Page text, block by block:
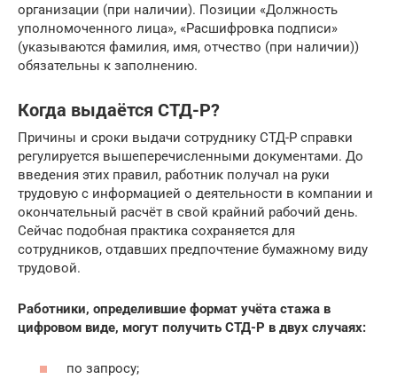
организации (при наличии). Позиции «Должность
уполномоченного лица», «Расшифровка подписи»
(указываются фамилия, имя, отчество (при наличии))
обязательны к заполнению.
Когда выдаётся СТД-Р?
Причины и сроки выдачи сотруднику СТД-Р справки
регулируется вышеперечисленными документами. До
введения этих правил, работник получал на руки
трудовую с информацией о деятельности в компании и
окончательный расчёт в свой крайний рабочий день.
Сейчас подобная практика сохраняется для
сотрудников, отдавших предпочтение бумажному виду
трудовой.
Работники, определившие формат учёта стажа в
цифровом виде, могут получить СТД-Р в двух случаях:
по запросу;